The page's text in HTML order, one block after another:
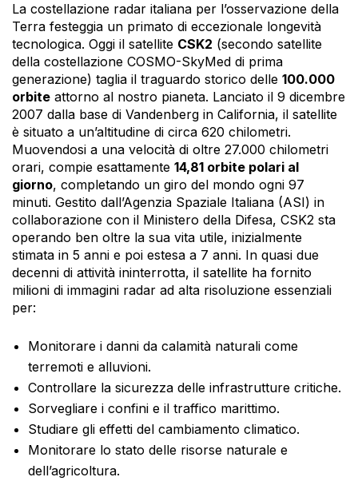
La costellazione radar italiana per l’osservazione della
Terra festeggia un primato di eccezionale longevità
tecnologica. Oggi il satellite CSK2 (secondo satellite
della costellazione COSMO-SkyMed di prima
generazione) taglia il traguardo storico delle 100.000
orbite attorno al nostro pianeta. Lanciato il 9 dicembre
2007 dalla base di Vandenberg in California, il satellite
è situato a un’altitudine di circa 620 chilometri.
Muovendosi a una velocità di oltre 27.000 chilometri
orari, compie esattamente 14,81 orbite polari al
giorno, completando un giro del mondo ogni 97
minuti. Gestito dall’Agenzia Spaziale Italiana (ASI) in
collaborazione con il Ministero della Difesa, CSK2 sta
operando ben oltre la sua vita utile, inizialmente
stimata in 5 anni e poi estesa a 7 anni. In quasi due
decenni di attività ininterrotta, il satellite ha fornito
milioni di immagini radar ad alta risoluzione essenziali
per:
Monitorare i danni da calamità naturali come
terremoti e alluvioni.
Controllare la sicurezza delle infrastrutture critiche.
Sorvegliare i confini e il traffico marittimo.
Studiare gli effetti del cambiamento climatico.
Monitorare lo stato delle risorse naturale e
dell’agricoltura.